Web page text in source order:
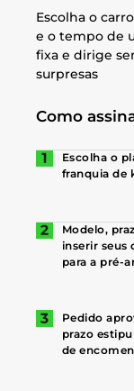
Escolha o
e o tempo de
fixa e dirige
surpresas
Como
Escolha o
franquia de
Modelo,
inserir seus
para a pré-
Pedido
prazo
de